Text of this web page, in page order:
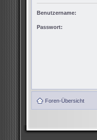
Benutzername:
Passwort:
Foren-Übersicht